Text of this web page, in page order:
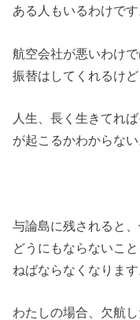
ある人もいるわけです
航空会社が悪いわけ
振替はしてくれるけ
人生、長く生きてれ
が起こるかわからない
与論島に残されると
どうにもならないこ
ねばならなくなります
わたしの場合、欠航